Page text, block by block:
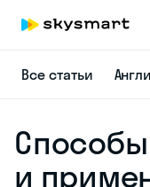
Все статьи
и
Skysmart Chat
online